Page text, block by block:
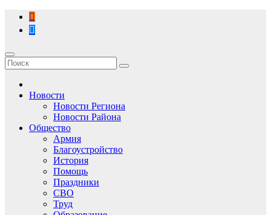
Перейти
содержимому
Новости
Новости Региона
Новости Района
Общество
Армия
Благоустройство
История
Помощь
Праздники
СВО
Труд